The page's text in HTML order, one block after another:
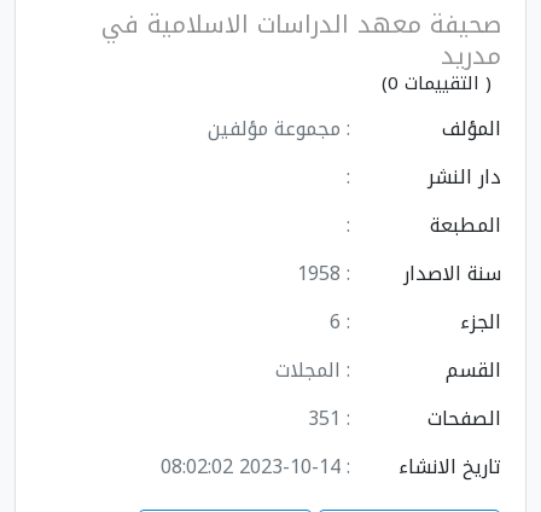
صحيفة معهد الدراسات الاسلامية في
مدريد
( التقييمات 0)
المؤلف
: مجموعة مؤلفين
دار النشر
:
المطبعة
:
سنة الاصدار
: 1958
الجزء
: 6
القسم
: المجلات
الصفحات
: 351
تاريخ الانشاء
: 2023-10-14 08:02:02